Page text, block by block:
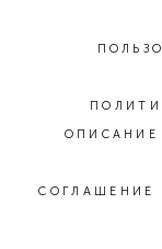
ОПИСАНИЕ
СОГЛАШЕНИЕ